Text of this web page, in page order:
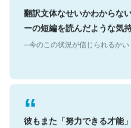
翻訳文体なせいかわからな
ーの短編を読んだような気
─今のこの状況が信じられるか
彼もまた「努力できる才能